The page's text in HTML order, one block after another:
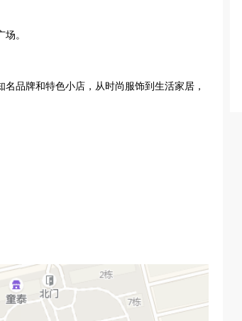
。
品牌和特色小店，从时尚服饰到生活家居，
间布局，让顾客能够轻松自在地挑选心仪商
休闲娱乐的集聚地。顾客在购物之余，还能
商品种类与服务质量，为香河人民带来更多
刻。